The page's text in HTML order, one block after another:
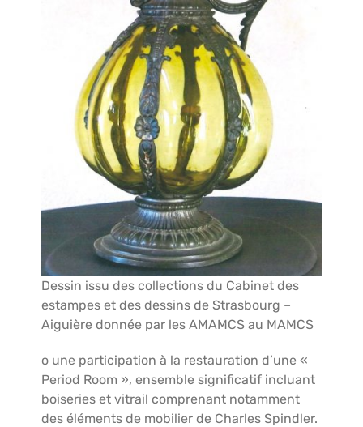
Dessin issu des collections du Cabinet des
estampes et des dessins de Strasbourg –
Aiguière donnée par les AMAMCS au MAMCS
o une participation à la restauration d’une «
Period Room », ensemble significatif incluant
boiseries et vitrail comprenant notamment
des éléments de mobilier de Charles Spindler.